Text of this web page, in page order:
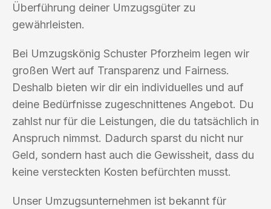
Überführung deiner Umzugsgüter zu
gewährleisten.
Bei Umzugskönig Schuster Pforzheim legen wir
großen Wert auf Transparenz und Fairness.
Deshalb bieten wir dir ein individuelles und auf
deine Bedürfnisse zugeschnittenes Angebot. Du
zahlst nur für die Leistungen, die du tatsächlich in
Anspruch nimmst. Dadurch sparst du nicht nur
Geld, sondern hast auch die Gewissheit, dass du
keine versteckten Kosten befürchten musst.
Unser Umzugsunternehmen ist bekannt für